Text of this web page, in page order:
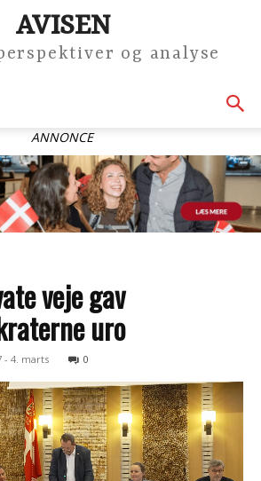
AVISEN
og analyse
ANNONCE
veje gav
uro
- 4. marts 0